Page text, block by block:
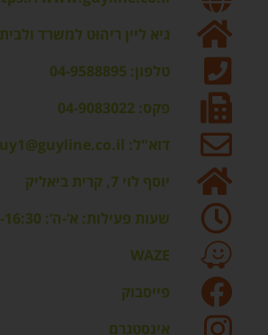
גיא ליין ריהוט למשרד ולבית
טלפון: 04-9588895
פקס: 04-9083022
דוא"ל: guy1@guyline.co.il
יוסף לוי 7, קרית ביאליק
שעות פעילות: א’-ה’: 08:00-16:30
WAZE
פייסבוק
אינסטגרם